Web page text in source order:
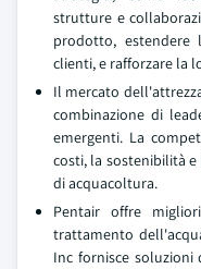
strutture e
prodotto,
clienti, e rafforzare la
Il mercato
combinazione di
emergenti. La
costi, la sostenibilità
di acquacoltura.
Pentair offre
trattamento
Inc fornisce soluzioni